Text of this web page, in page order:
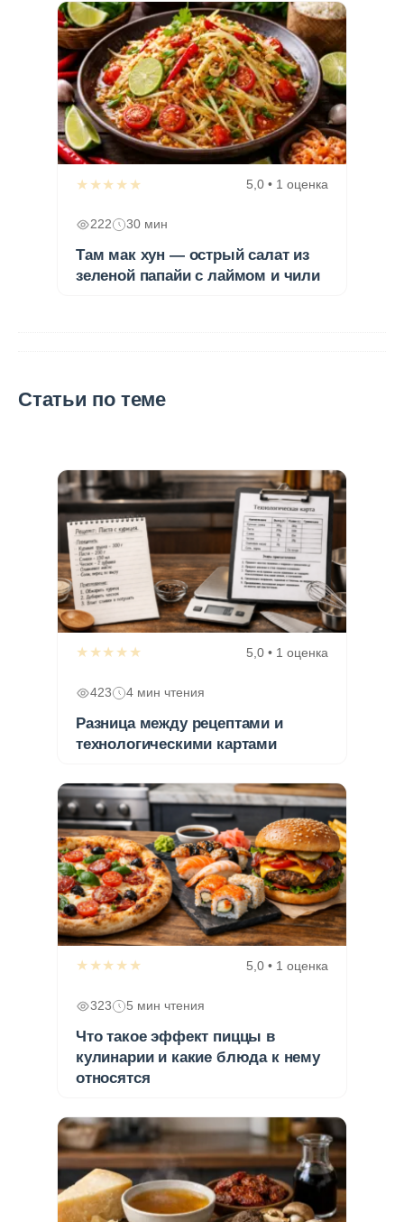
★★★★★ 5,0 • 1 оценка
222 30 мин
Там мак хун — острый салат из
зеленой папайи с лаймом и чили
Статьи по теме
★★★★★ 5,0 • 1 оценка
423 4 мин чтения
Разница между рецептами и
технологическими картами
★★★★★ 5,0 • 1 оценка
323 5 мин чтения
Что такое эффект пиццы в
кулинарии и какие блюда к нему
относятся